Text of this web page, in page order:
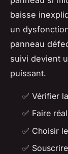
baisse
un
panneau
suivi devient
puissant.
✅ Vérifier
✅ Faire
✅ Choisir
✅